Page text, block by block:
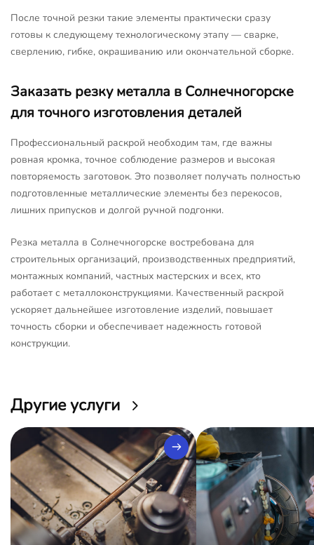
После точной резки такие элементы практически сразу
готовы к следующему технологическому этапу — сварке,
сверлению, гибке, окрашиванию или окончательной сборке.
Заказать резку металла в Солнечногорске
для точного изготовления деталей
Профессиональный раскрой необходим там, где важны
ровная кромка, точное соблюдение размеров и высокая
повторяемость заготовок. Это позволяет получать полностью
подготовленные металлические элементы без перекосов,
лишних припусков и долгой ручной подгонки.
Резка металла в Солнечногорске востребована для
строительных организаций, производственных предприятий,
монтажных компаний, частных мастерских и всех, кто
работает с металлоконструкциями. Качественный раскрой
ускоряет дальнейшее изготовление изделий, повышает
точность сборки и обеспечивает надежность готовой
конструкции.
Другие услуги